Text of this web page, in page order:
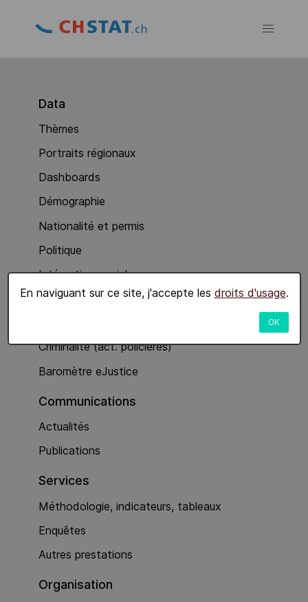
En naviguant sur ce site, j'accepte les droits d'usage.
OK
Data
Thèmes
Portraits régionaux
Dashboards
Démographie
Nationalité et permis
Politique
Intégration sociale
Economie
Criminalité (act. policières)
Baromètre eJustice
Communications
Actualités
Publications
Services
Méthodologie, indicateurs, tableaux
Enquêtes
Autres prestations
Organisation